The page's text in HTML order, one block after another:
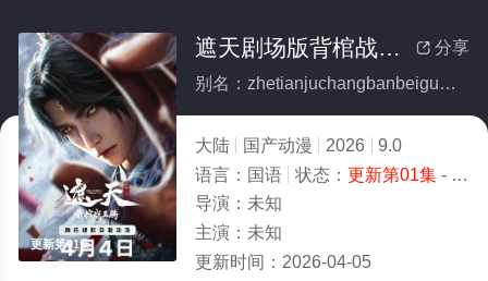
更新第01集
 分享
遮天剧场版背棺战王腾
别名：zhetianjuchangbanbeiguanzhanwangteng
大陆 国产动漫 2026
9.0
语言： 国语 状态： 更新第01集- 免费在线观看
导演： 未知
主演： 未知
更新时间： 2026-04-05